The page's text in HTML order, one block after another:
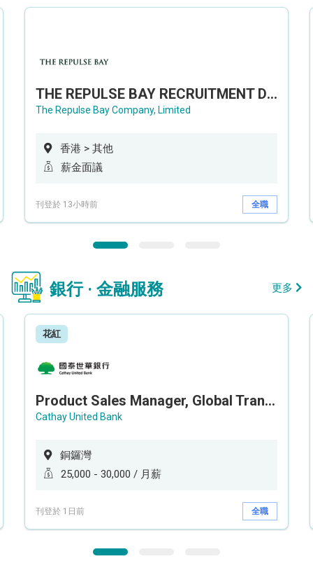
THE REPULSE BAY RECRUITMENT DAY 淺水灣影灣園人才招聘會
The Repulse Bay Company, Limited
香港 > 其他
薪金面議
刊登於 13小時前 全職
銀行 · 金融服務 更多
花紅
Product Sales Manager, Global Transaction Service (GTS)
Cathay United Bank
銅鑼灣
25,000 - 30,000 / 月薪
刊登於 1日前 全職